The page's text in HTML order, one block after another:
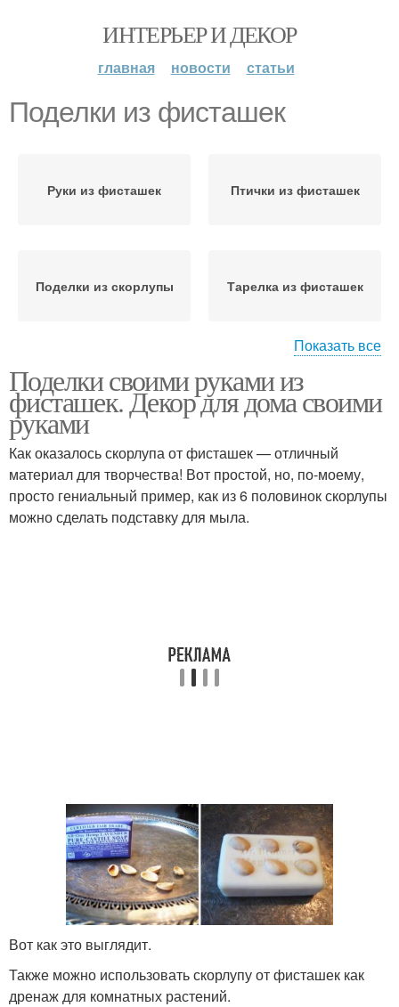
ИНТЕРЬЕР И ДЕКОР
главная новости статьи
Поделки из фисташек
Руки из фисташек Птички из фисташек
Поделки из скорлупы Тарелка из фисташек
Цвета из фисташек
фисташек
Игрушка из фисташек Венки из фисташек
Показать все
Поделки своими руками из
фисташек. Декор для дома своими
руками
Как оказалось скорлупа от фисташек — отличный
материал для творчества! Вот простой, но, по-моему,
просто гениальный пример, как из 6 половинок скорлупы
можно сделать подставку для мыла.
Вот как это выглядит.
Также можно использовать скорлупу от фисташек как
дренаж для комнатных растений.